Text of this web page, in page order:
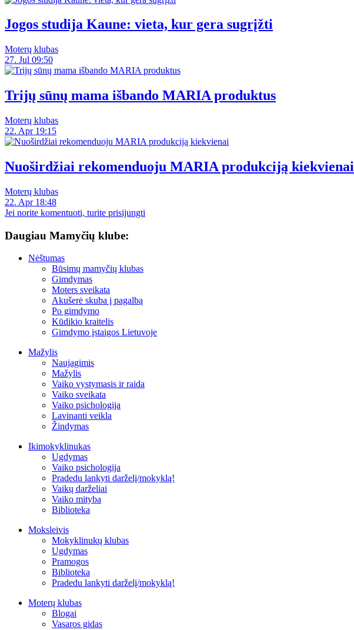
Jogos studija Kaune: vieta, kur gera sugrįžti
Moterų klubas
27. Jul 09:50
Trijų sūnų mama išbando MARIA produktus
Moterų klubas
22. Apr 19:15
Nuoširdžiai rekomenduoju MARIA produkciją kiekvienai
Moterų klubas
22. Apr 18:48
Jei norite komentuoti, turite prisijungti
Daugiau Mamyčių klube:
Nėštumas
Būsimų mamyčių klubas
Gimdymas
Moters sveikata
Akušerė skuba į pagalbą
Po gimdymo
Kūdikio kraitelis
Gimdymo įstaigos Lietuvoje
Mažylis
Naujagimis
Mažylis
Vaiko vystymasis ir raida
Vaiko sveikata
Vaiko psichologija
Lavinanti veikla
Žindymas
Ikimokyklinukas
Ugdymas
Vaiko psichologija
Pradedu lankyti darželį/mokyklą!
Vaikų darželiai
Vaiko mityba
Biblioteka
Moksleivis
Mokyklinukų klubas
Ugdymas
Pramogos
Biblioteka
Pradedu lankyti darželį/mokyklą!
Moterų klubas
Blogai
Vasaros gidas